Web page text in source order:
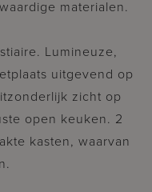
materialen.
Lumineuze,
uitgevend op
zicht op
open keuken. 2
kasten, waarvan